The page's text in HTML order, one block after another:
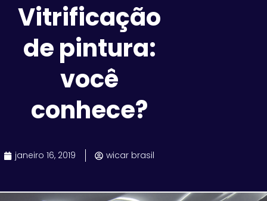
Vitrificação
de pintura:
você
conhece?
janeiro 16, 2019 wicar brasil